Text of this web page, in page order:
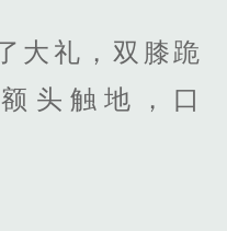
大礼，双膝跪
头触地，口